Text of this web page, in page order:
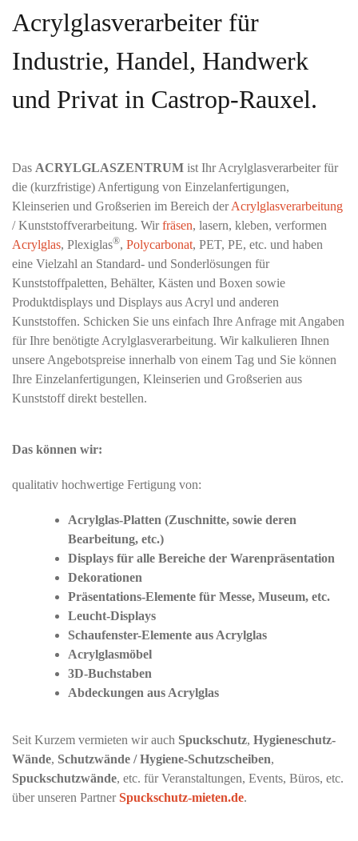
Acrylglasverarbeiter für
Industrie, Handel, Handwerk
und Privat in Castrop-Rauxel.
Das ACRYLGLASZENTRUM ist Ihr Acrylglasverarbeiter für
die (kurzfristige) Anfertigung von Einzelanfertigungen,
Kleinserien und Großserien im Bereich derAcrylglasverarbeitung
/ Kunststoffverarbeitung. Wirfräsen, lasern, kleben, verformen
Acrylglas, Plexiglas®, Polycarbonat, PET, PE, etc. und haben
eine Vielzahl an Standard- und Sonderlösungen für
Kunststoffpaletten, Behälter, Kästen und Boxen sowie
Produktdisplays und Displays aus Acryl und anderen
Kunststoffen. Schicken Sie uns einfach Ihre Anfrage mit Angaben
für Ihre benötigte Acrylglasverarbeitung. Wir kalkulieren Ihnen
unsere Angebotspreise innerhalb von einem Tag und Sie können
Ihre Einzelanfertigungen, Kleinserien und Großserien aus
Kunststoff direkt bestellen.
Das können wir:
qualitativ hochwertige Fertigung von:
Acrylglas-Platten (Zuschnitte, sowie deren
Bearbeitung, etc.)
Displays für alle Bereiche der Warenpräsentation
Dekorationen
Präsentations-Elemente für Messe, Museum, etc.
Leucht-Displays
Schaufenster-Elemente aus Acrylglas
Acrylglasmöbel
3D-Buchstaben
Abdeckungen aus Acrylglas
Seit Kurzem vermieten wir auch Spuckschutz, Hygieneschutz-
Wände, Schutzwände / Hygiene-Schutzscheiben,
Spuckschutzwände, etc. für Veranstaltungen, Events, Büros, etc.
über unseren PartnerSpuckschutz-mieten.de.